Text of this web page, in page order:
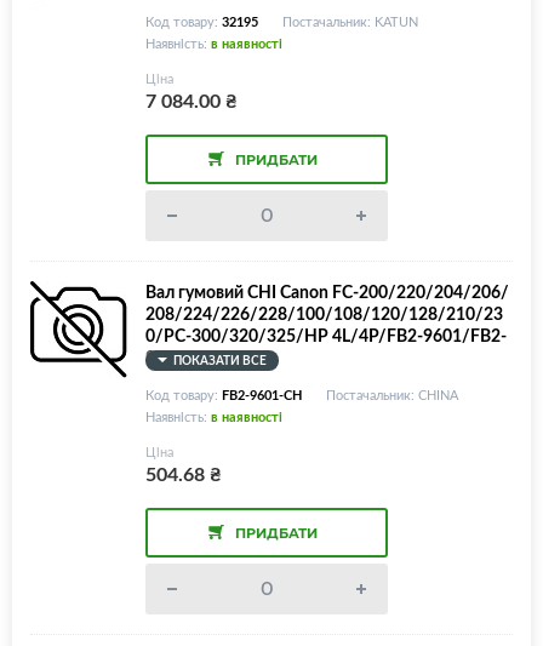
Код товару: 32195
Постачальник: KATUN
Наявність: в наявності
Ціна
7 084.00₴
ПРИДБАТИ
Вал гумовий CHI Canon FC-200/220/204/206/
208/224/226/228/100/108/120/128/210/23
0/PC-300/320/325/HP 4L/4P/FB2-9601/FB2-
9615/RB1-3100
ПОКАЗАТИ ВСЕ
Код товару: FB2-9601-CH
Постачальник: CHINA
Наявність: в наявності
Ціна
504.68₴
ПРИДБАТИ